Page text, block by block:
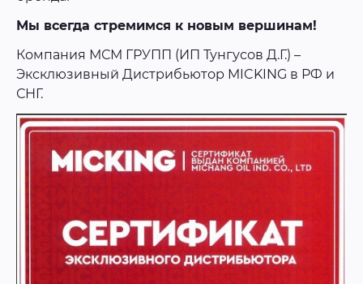
Мы всегда стремимся к новым вершинам!
Компания МСМ ГРУПП (ИП Тунгусов Д.Г.) –
Эксклюзивный Дистрибьютор MICKING в РФ и
СНГ.